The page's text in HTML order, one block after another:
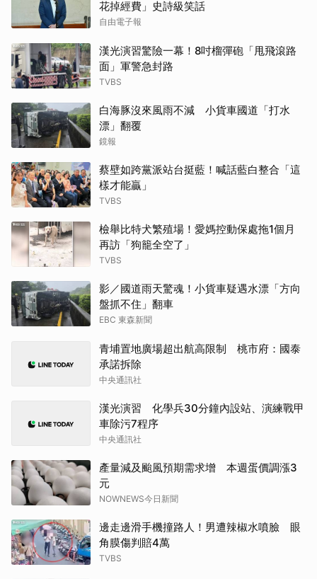
花掉經費」史詩級笑話
自由電子報
漢光演習驚險一幕！8吋榴彈砲「甩飛滾路
面」軍警急封路
TVBS
白海豚沒來風雨不減 小貨車國道「打水
漂」翻覆
鏡報
蔡壁如跨黨派站台挺藍！喊話藍白整合「這
樣才能贏」
TVBS
檢舉比特犬繁殖場！愛媽控動保處拖1個月
再訪「狗籠全空了」
TVBS
影／國道雨天驚魂！小貨車疑遇水漂「方向
盤抓不住」翻車
EBC 東森新聞
青埔置地廣場超出航高限制 桃市府：國泰
承諾拆除
中央通訊社
漢光演習 化學兵30分鐘內設站、演練戰甲
車除污7程序
中央通訊社
產量減及颱風預期需求增 本週蛋價調漲3
元
NOWNEWS今日新聞
邊走邊滑手機撞路人！男遭辣椒水噴臉 眼
角膜傷判賠4萬
TVBS